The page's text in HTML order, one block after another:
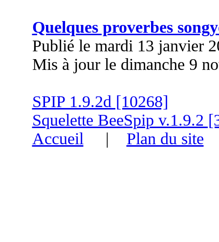
Quelques proverbes
Publié le mardi 13 janvier
Mis à jour le dimanche 9
SPIP 1.9.2d [10268]
Squelette BeeSpip v.1.9.2
Accueil| Plan du site